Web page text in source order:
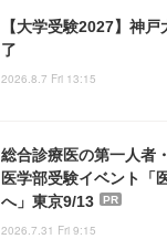
【大学受験2027】神
了
2026.8.7 Fri 13:15
総合診療医の第一人者
医学部受験イベント「
へ」東京9/13
PR
2026.7.31 Fri 9:15